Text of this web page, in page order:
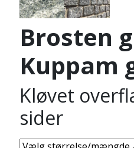
Brosten
Kuppam
Kløvet
sider